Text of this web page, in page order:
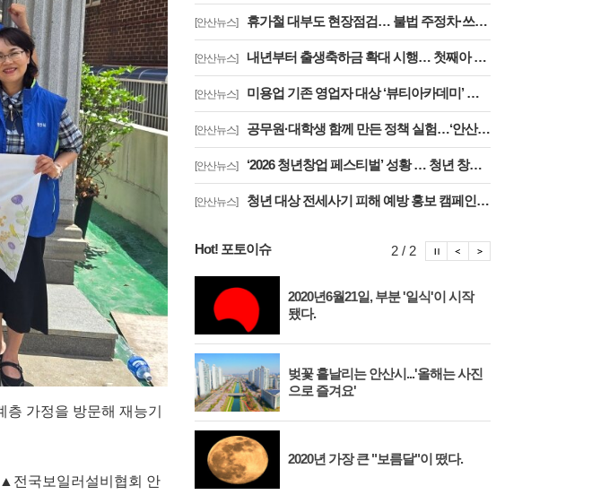
가정을 방문해 재능기
전국보일러설비협회 안
[안산뉴스] 휴가철 대부도 현장점검… 불법 주정차·쓰레기 무단투기 집중 관리
[안산뉴스] 내년부터 출생축하금 확대 시행… 첫째아 200만 원 지원
[안산뉴스] 미용업 기존 영업자 대상 ‘뷰티아카데미’ 교육생 모집
[안산뉴스] 공무원·대학생 함께 만든 정책 실험…‘안산 임팩트 챌린지’ 성료
[안산뉴스] ‘2026 청년창업 페스티벌’ 성황 … 청년 창업도시 도약 발판 마련
[안산뉴스] 청년 대상 전세사기 피해 예방 홍보 캠페인 진행
Hot! 포토이슈
안산문화광장 성탄트리 점등행사
화나래휴게소 조력문화관달전망
와 해솔길
2020년6월21일, 부분 '일식'이 시작
됐다.
벚꽃 흩날리는 안산시...'올해는 사진
으로 즐겨요'
2020년 가장 큰 "보름달"이 떴다.
2 / 2 포토이슈 이전보기
포토이슈 정지